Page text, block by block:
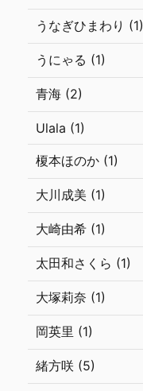
うなぎひまわり (1)
うにゃる (1)
青海 (2)
Ulala (1)
榎本ほのか (1)
大川成美 (1)
大崎由希 (1)
太田和さくら (1)
大塚莉奈 (1)
岡英里 (1)
緒方咲 (5)